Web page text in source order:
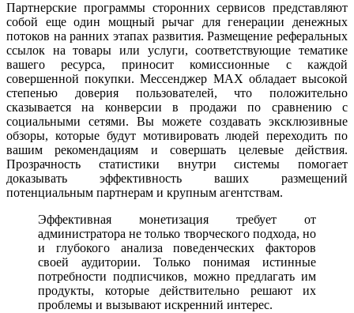
Партнерские программы сторонних сервисов представляют
собой еще один мощный рычаг для генерации денежных
потоков на ранних этапах развития. Размещение реферальных
ссылок на товары или услуги, соответствующие тематике
вашего ресурса, приносит комиссионные с каждой
совершенной покупки. Мессенджер MAX обладает высокой
степенью доверия пользователей, что положительно
сказывается на конверсии в продажи по сравнению с
социальными сетями. Вы можете создавать эксклюзивные
обзоры, которые будут мотивировать людей переходить по
вашим рекомендациям и совершать целевые действия.
Прозрачность статистики внутри системы помогает
доказывать эффективность ваших размещений
потенциальным партнерам и крупным агентствам.
Эффективная монетизация требует от
администратора не только творческого подхода, но
и глубокого анализа поведенческих факторов
своей аудитории. Только понимая истинные
потребности подписчиков, можно предлагать им
продукты, которые действительно решают их
проблемы и вызывают искренний интерес.